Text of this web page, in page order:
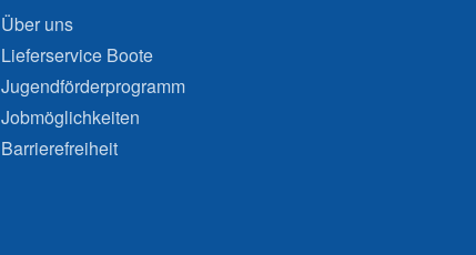
Über uns
Lieferservice Boote
Jugendförderprogramm
Jobmöglichkeiten
Barrierefreiheit